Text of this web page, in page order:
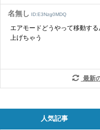
名無し ID:E3Nzg0MDQ
エアモードどうやって移動す
上げちゃう
最新
人気記事